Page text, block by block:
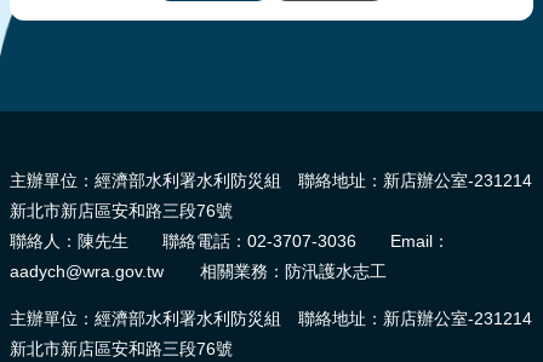
主辦單位：經濟部水利署水利防災組 聯絡地址：新店辦公室-231214
新北市新店區安和路三段76號
聯絡人：陳先生 聯絡電話：02-3707-3036 Email：
aadych@wra.gov.tw 相關業務：防汛護水志工
主辦單位：經濟部水利署水利防災組 聯絡地址：新店辦公室-231214
新北市新店區安和路三段76號